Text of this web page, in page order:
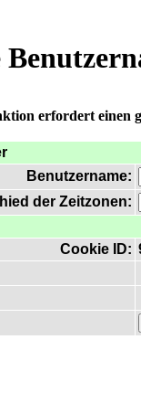
erfordert einen
Benutzername:
der Zeitzonen:
Cookie ID: